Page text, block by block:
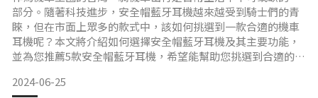
部分。隨著科技進步，安全帽藍牙耳機越來越受到騎士們的青
睞，但在市面上眾多的款式中，該如何挑選到一款合適的機車
耳機呢？本文將介紹如何選擇安全帽藍牙耳機及其主要功能，
並為您推薦5款安全帽藍牙耳機，希望能幫助您挑選到合適的款
2024-06-25